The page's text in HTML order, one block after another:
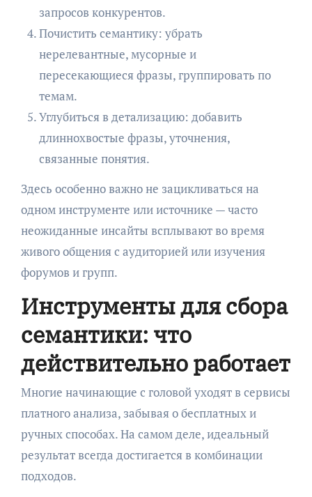
запросов конкурентов.
Почистить семантику: убрать
нерелевантные, мусорные и
пересекающиеся фразы, группировать по
темам.
Углубиться в детализацию: добавить
длиннохвостые фразы, уточнения,
связанные понятия.
Здесь особенно важно не зацикливаться на
одном инструменте или источнике — часто
неожиданные инсайты всплывают во время
живого общения с аудиторией или изучения
форумов и групп.
Инструменты для сбора
семантики: что
действительно работает
Многие начинающие с головой уходят в сервисы
платного анализа, забывая о бесплатных и
ручных способах. На самом деле, идеальный
результат всегда достигается в комбинации
подходов.